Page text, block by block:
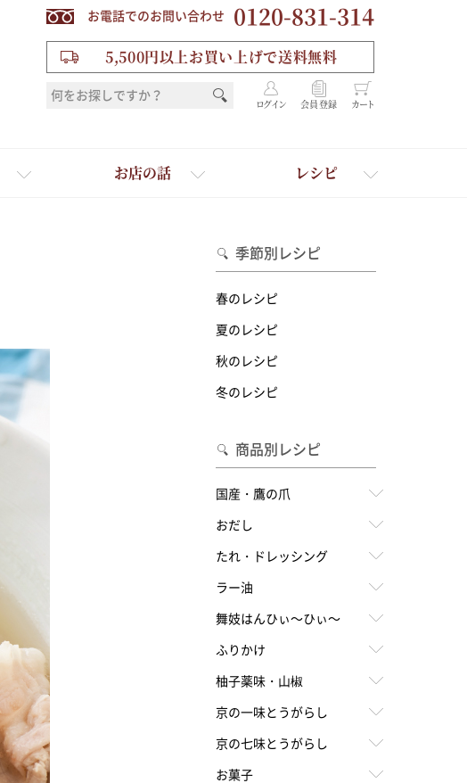
お電話でのお問い合わせ 0120-831-314
5,500円以上お買い上げで送料無料
ログイン 会員登録 カート
味・七味を選ぶ
贈る人に合わせて一味・七味を選ぶ
別に一味・七味を選ぶ
お店の話 レシピ
季節別レシピ
春のレシピ
夏のレシピ
秋のレシピ
冬のレシピ
商品別レシピ
国産・鷹の爪
おだし
たれ・ドレッシング
ラー油
舞妓はんひぃ～ひぃ～
ふりかけ
柚子薬味・山椒
京の一味とうがらし
京の七味とうがらし
お菓子